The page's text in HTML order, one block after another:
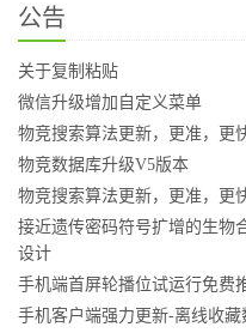
公告
关于复制粘贴
微信升级增加自定义菜单
物竞搜索算法更新，更准，更
物竞数据库升级V5版本
物竞搜索算法更新，更准，更
接近遗传密码符号扩增的生物
设计
手机端首屏轮播位试运行免费
手机客户端强力更新-离线收藏